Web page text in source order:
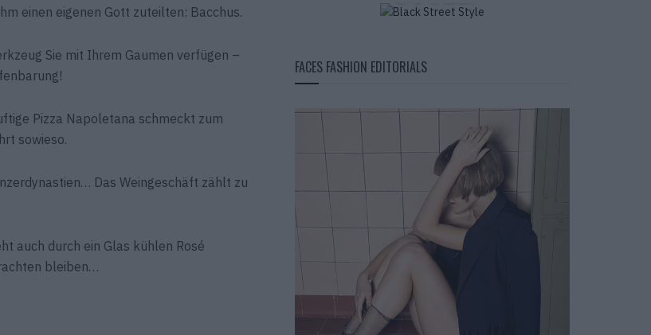
einen eigenen Gott zuteilten: Bacchus.
Sie mit Ihrem Gaumen verfügen –
Pizza Napoletana schmeckt zum
sowieso.
Das Weingeschäft zählt zu
auch durch ein Glas kühlen Rosé
bleiben…
FACES FASHION EDITORIALS